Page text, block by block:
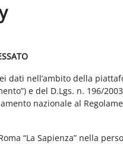
dati nell’ambito della
e del D.Lgs. n. 196/
nazionale al
“La Sapienza” nella